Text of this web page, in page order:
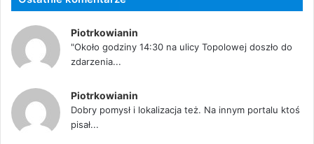
Piotrkowianin
"Około godziny 14:30 na ulicy Topolowej doszło do
zdarzenia...
Piotrkowianin
Dobry pomysł i lokalizacja też. Na innym portalu ktoś
pisał...